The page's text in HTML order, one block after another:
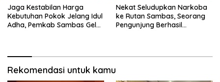
Jaga Kestabilan Harga
Kebutuhan Pokok Jelang Idul
Adha, Pemkab Sambas Gelar
Nekat Seludupkan Narkoba
ke Rutan Sambas, Seorang
Pengunjung Berhasil
Rekomendasi untuk kamu